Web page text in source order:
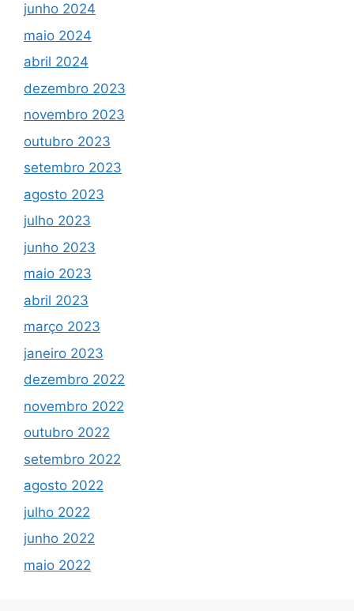
junho 2024
maio 2024
abril 2024
dezembro 2023
novembro 2023
outubro 2023
setembro 2023
agosto 2023
julho 2023
junho 2023
maio 2023
abril 2023
março 2023
janeiro 2023
dezembro 2022
novembro 2022
outubro 2022
setembro 2022
agosto 2022
julho 2022
junho 2022
maio 2022